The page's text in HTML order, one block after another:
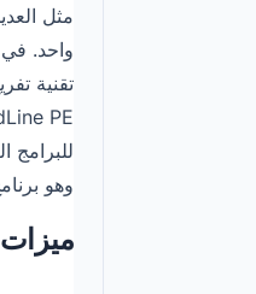
واحد. في
وهو